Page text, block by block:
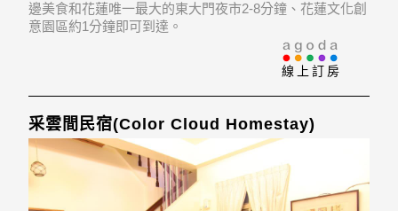
邊美食和花蓮唯一最大的東大門夜市2-8分鐘、花蓮文化創
意園區約1分鐘即可到達。
線上訂房
采雲間民宿(Color Cloud Homestay)